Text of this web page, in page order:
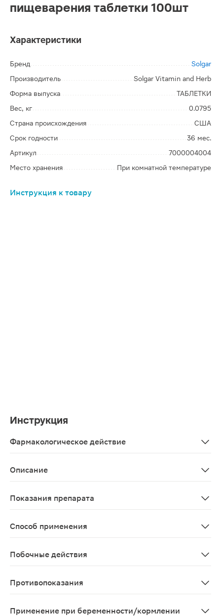
пищеварения таблетки 100шт
Характеристики
Бренд
Solgar
Производитель
Solgar Vitamin and Herb
Форма выпуска
ТАБЛЕТКИ
Вес, кг
0.0795
Страна происхождения
США
Срок годности
36 мес.
Артикул
7000004004
Место хранения
При комнатной температуре
Инструкция к товару
Инструкция
Фармакологическое действие
Описание
Показания препарата
Способ применения
Побочные действия
Противопоказания
Применение при беременности/кормлении